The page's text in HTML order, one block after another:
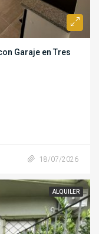
Garaje en Tres
18/07/2026
ALQUILER